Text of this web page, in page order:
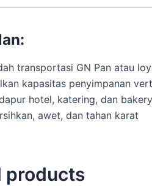
transportasi GN Pan atau
kapasitas penyimpanan
hotel, katering, dan
awet, dan tahan karat
products